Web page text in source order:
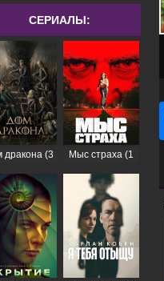
СЕРИАЛЫ:
дракона (3
Мыс страха (1